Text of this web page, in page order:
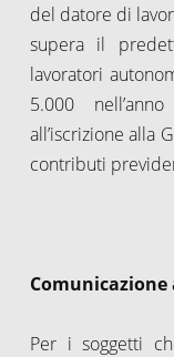
del datore di
supera il
lavoratori
5.000
all’iscrizione alla
contributi
Per i soggetti